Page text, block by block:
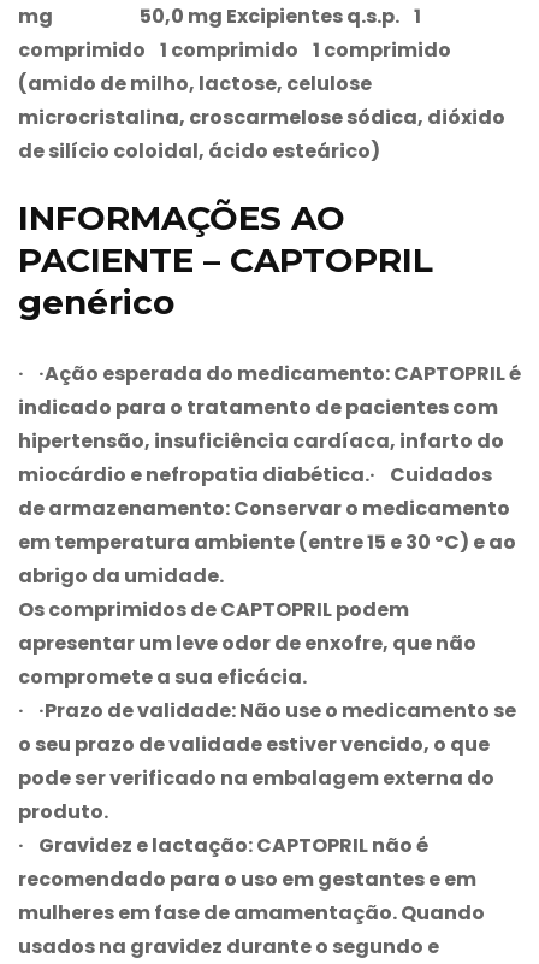
mg 50,0 mg Excipientes q.s.p. 1
comprimido 1 comprimido 1 comprimido
(amido de milho, lactose, celulose
microcristalina, croscarmelose sódica, dióxido
de silício coloidal, ácido esteárico)
INFORMAÇÕES AO
PACIENTE – CAPTOPRIL
genérico
· ·Ação esperada do medicamento:CAPTOPRIL é
indicado para o tratamento de pacientes com
hipertensão, insuficiência cardíaca, infarto do
miocárdio e nefropatia diabética.· Cuidados
de armazenamento:Conservar o medicamento
em temperatura ambiente (entre 15 e 30 ºC) e ao
abrigo da umidade.
Os comprimidos de CAPTOPRIL podem
apresentar um leve odor de enxofre, que não
compromete a sua eficácia.
· ·Prazo de validade:Não use o medicamento se
o seu prazo de validade estiver vencido, o que
pode ser verificado na embalagem externa do
produto.
· Gravidez e lactação:CAPTOPRIL não é
recomendado para o uso em gestantes e em
mulheres em fase de amamentação. Quando
usados na gravidez durante o segundo e